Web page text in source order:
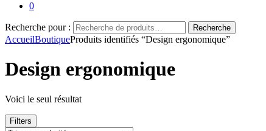
0
Recherche pour : Recherche
AccueilBoutiqueProduits identifiés “Design ergonomique”
Design ergonomique
Voici le seul résultat
Filters